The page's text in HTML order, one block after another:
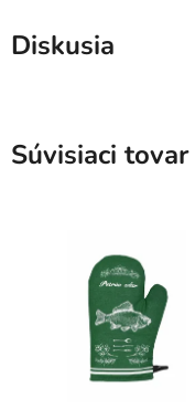
Diskusia
Súvisiaci tovar